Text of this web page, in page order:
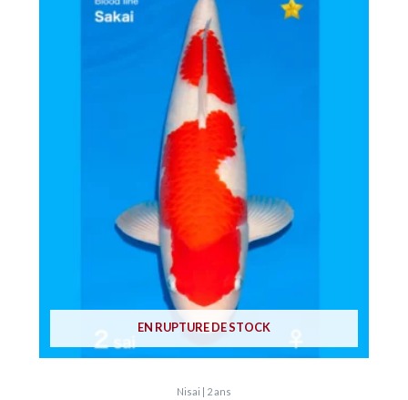
EN RUPTURE DE STOCK
Nisai | 2 ans